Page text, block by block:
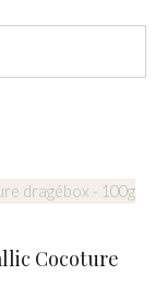
Cocoture